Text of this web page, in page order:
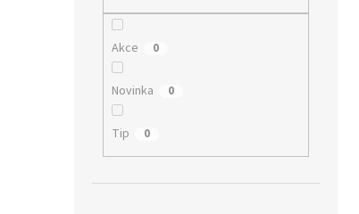
Akce 0
Novinka 0
Tip 0